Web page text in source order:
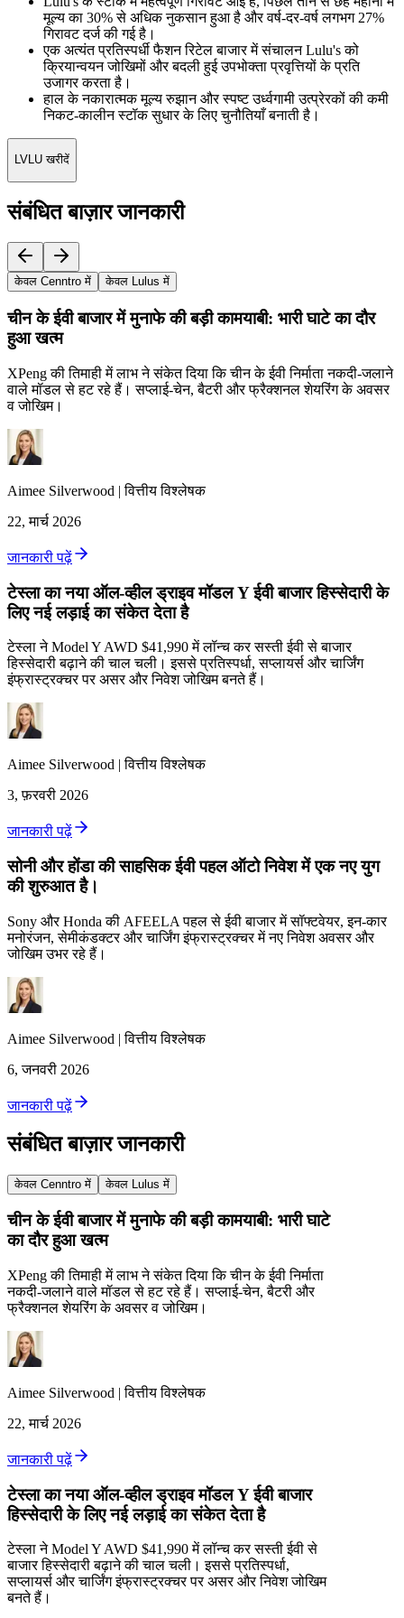
मूल्य का 30% से अधिक नुकसान हुआ है और वर्ष-दर-वर्ष लगभग 27%
गिरावट दर्ज की गई है।
एक अत्यंत प्रतिस्पर्धी फैशन रिटेल बाजार में संचालन Lulu's को
क्रियान्वयन जोखिमों और बदली हुई उपभोक्ता प्रवृत्तियों के प्रति
उजागर करता है।
हाल के नकारात्मक मूल्य रुझान और स्पष्ट उर्ध्वगामी उत्प्रेरकों की कमी
निकट-कालीन स्टॉक सुधार के लिए चुनौतियाँ बनाती है।
LVLU खरीदें
संबंधित बाज़ार जानकारी
केवल Cenntro में केवल Lulus में
चीन के ईवी बाजार में मुनाफे की बड़ी कामयाबी: भारी घाटे का दौर
हुआ खत्म
XPeng की तिमाही में लाभ ने संकेत दिया कि चीन के ईवी निर्माता नकदी-जलाने
वाले मॉडल से हट रहे हैं। सप्लाई-चेन, बैटरी और फ्रैक्शनल शेयरिंग के अवसर
व जोखिम।
Aimee Silverwood |वित्तीय विश्लेषक
22, मार्च 2026
जानकारी पढ़ें
टेस्ला का नया ऑल-व्हील ड्राइव मॉडल Y ईवी बाजार हिस्सेदारी के
लिए नई लड़ाई का संकेत देता है
टेस्ला ने Model Y AWD $41,990 में लॉन्च कर सस्ती ईवी से बाजार
हिस्सेदारी बढ़ाने की चाल चली। इससे प्रतिस्पर्धा, सप्लायर्स और चार्जिंग
इंफ्रास्ट्रक्चर पर असर और निवेश जोखिम बनते हैं।
Aimee Silverwood |वित्तीय विश्लेषक
3, फ़रवरी 2026
जानकारी पढ़ें
सोनी और होंडा की साहसिक ईवी पहल ऑटो निवेश में एक नए युग
की शुरुआत है।
Sony और Honda की AFEELA पहल से ईवी बाजार में सॉफ्टवेयर, इन-कार
मनोरंजन, सेमीकंडक्टर और चार्जिंग इंफ्रास्ट्रक्चर में नए निवेश अवसर और
जोखिम उभर रहे हैं।
Aimee Silverwood |वित्तीय विश्लेषक
6, जनवरी 2026
जानकारी पढ़ें
संबंधित बाज़ार जानकारी
केवल Cenntro में केवल Lulus में
चीन के ईवी बाजार में मुनाफे की बड़ी कामयाबी: भारी घाटे
का दौर हुआ खत्म
XPeng की तिमाही में लाभ ने संकेत दिया कि चीन के ईवी निर्माता
नकदी-जलाने वाले मॉडल से हट रहे हैं। सप्लाई-चेन, बैटरी और
फ्रैक्शनल शेयरिंग के अवसर व जोखिम।
Aimee Silverwood |वित्तीय विश्लेषक
22, मार्च 2026
जानकारी पढ़ें
टेस्ला का नया ऑल-व्हील ड्राइव मॉडल Y ईवी बाजार
हिस्सेदारी के लिए नई लड़ाई का संकेत देता है
टेस्ला ने Model Y AWD $41,990 में लॉन्च कर सस्ती ईवी से
बाजार हिस्सेदारी बढ़ाने की चाल चली। इससे प्रतिस्पर्धा,
सप्लायर्स और चार्जिंग इंफ्रास्ट्रक्चर पर असर और निवेश जोखिम
बनते हैं।